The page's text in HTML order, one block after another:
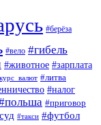
#берёза
#вело #гибель
#животное #зарплата
#литва
#налог
#приговор
#такси #футбол